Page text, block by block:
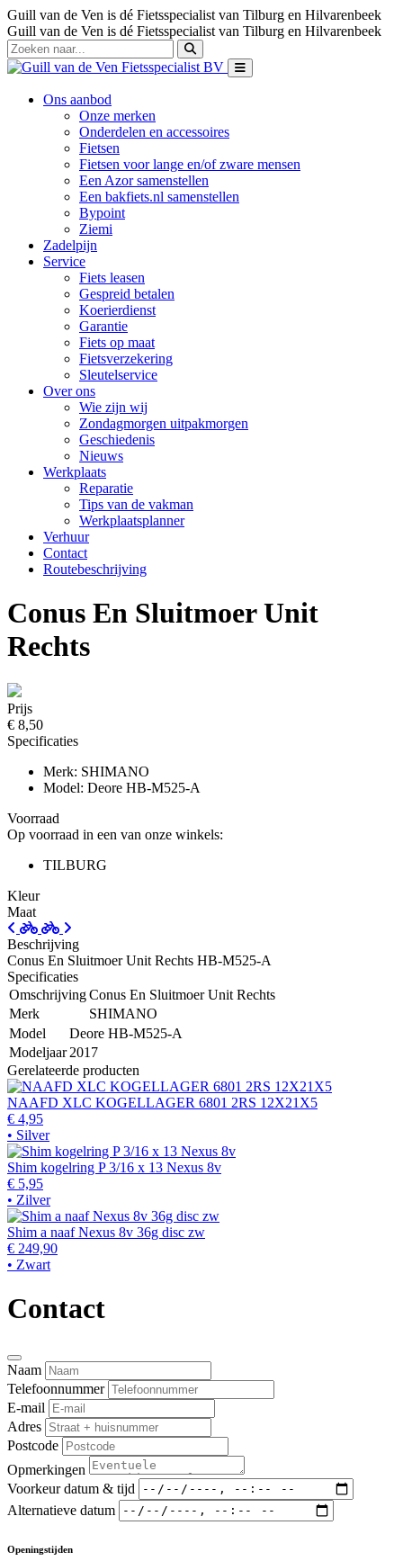
Guill van de Ven is dé Fietsspecialist van Tilburg en Hilvarenbeek
Guill van de Ven is dé Fietsspecialist van Tilburg en Hilvarenbeek
Ons aanbod
Onze merken
Onderdelen en accessoires
Fietsen
Fietsen voor lange en/of zware mensen
Een Azor samenstellen
Een bakfiets.nl samenstellen
Bypoint
Ziemi
Zadelpijn
Service
Fiets leasen
Gespreid betalen
Koerierdienst
Garantie
Fiets op maat
Fietsverzekering
Sleutelservice
Over ons
Wie zijn wij
Zondagmorgen uitpakmorgen
Geschiedenis
Nieuws
Werkplaats
Reparatie
Tips van de vakman
Werkplaatsplanner
Verhuur
Contact
Routebeschrijving
Conus En Sluitmoer Unit
Rechts
Prijs
€ 8,50
Specificaties
Merk: SHIMANO
Model: Deore HB-M525-A
Voorraad
Op voorraad in een van onze winkels:
TILBURG
Kleur
Maat
Beschrijving
Conus En Sluitmoer Unit Rechts HB-M525-A
Specificaties
OmschrijvingConus En Sluitmoer Unit Rechts
Merk
SHIMANO
Model
Deore HB-M525-A
Modeljaar 2017
Gerelateerde producten
NAAFD XLC KOGELLAGER 6801 2RS 12X21X5
€ 4,95
• Silver
Shim kogelring P 3/16 x 13 Nexus 8v
€ 5,95
• Zilver
Shim a naaf Nexus 8v 36g disc zw
€ 249,90
• Zwart
Contact
Naam
Telefoonnummer
E-mail
Adres
Postcode
Opmerkingen
Voorkeur datum & tijd
Alternatieve datum
Openingstijden